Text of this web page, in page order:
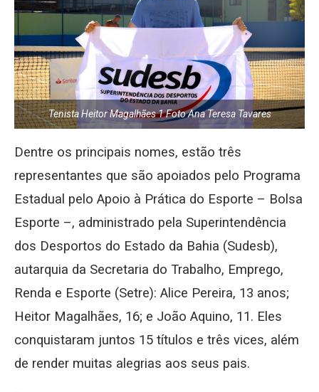
Tenista Heitor Magalhães 1 Foto Ana Teresa Tavares
Dentre os principais nomes, estão três
representantes que são apoiados pelo Programa
Estadual pelo Apoio à Prática do Esporte – Bolsa
Esporte –, administrado pela Superintendência
dos Desportos do Estado da Bahia (Sudesb),
autarquia da Secretaria do Trabalho, Emprego,
Renda e Esporte (Setre): Alice Pereira, 13 anos;
Heitor Magalhães, 16; e João Aquino, 11. Eles
conquistaram juntos 15 títulos e três vices, além
de render muitas alegrias aos seus pais.